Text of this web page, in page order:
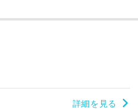
詳細を見る